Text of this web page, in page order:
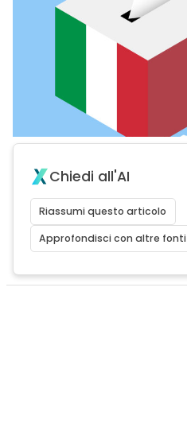
Chiedi all'AI
Riassumi questo articolo
Approfondisci con altre fonti